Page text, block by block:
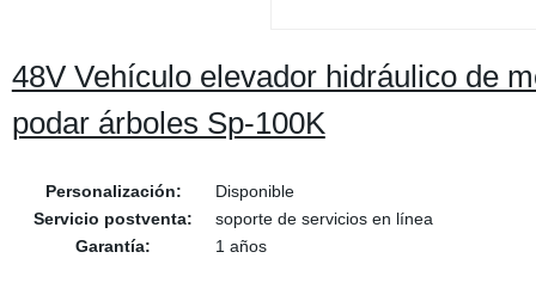
48V Vehículo elevador hidráulico de
podar árboles Sp-100K
Personalización:
Disponible
Servicio postventa:
soporte de servicios en línea
Garantía:
1 años